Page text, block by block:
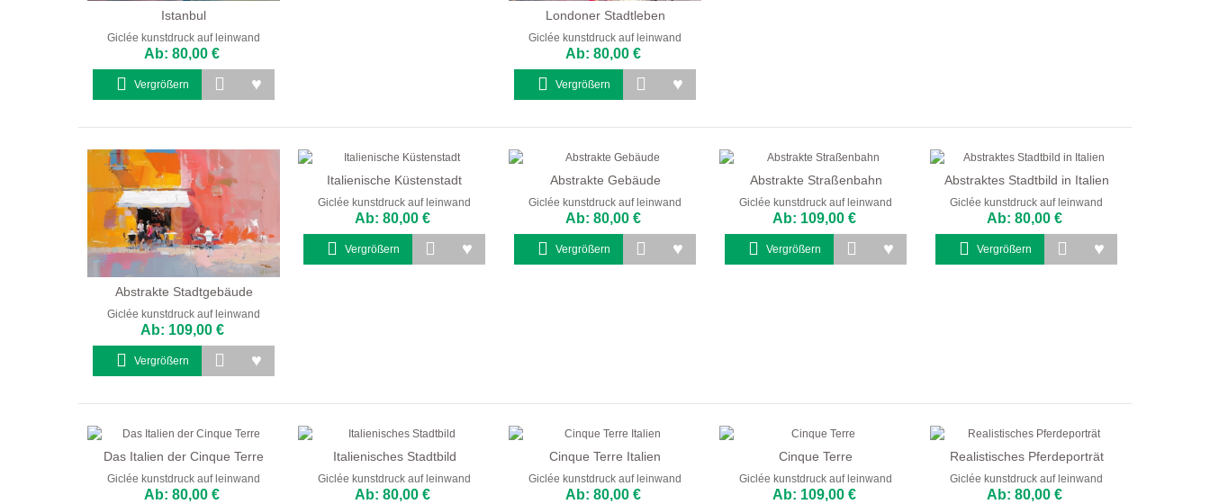
Istanbul
Giclée kunstdruck auf leinwand
Ab: 80,00 €
Vergrößern
Londoner Stadtleben
Giclée kunstdruck auf leinwand
Ab: 80,00 €
Vergrößern
Abstrakte Stadtgebäude
Giclée kunstdruck auf leinwand
Ab: 109,00 €
Vergrößern
Italienische Küstenstadt
Giclée kunstdruck auf leinwand
Ab: 80,00 €
Vergrößern
Abstrakte Gebäude
Giclée kunstdruck auf leinwand
Ab: 80,00 €
Vergrößern
Abstrakte Straßenbahn
Giclée kunstdruck auf leinwand
Ab: 109,00 €
Vergrößern
Abstraktes Stadtbild in Italien
Giclée kunstdruck auf leinwand
Ab: 80,00 €
Vergrößern
Das Italien der Cinque Terre
Giclée kunstdruck auf leinwand
Ab: 80,00 €
Italienisches Stadtbild
Giclée kunstdruck auf leinwand
Ab: 80,00 €
Cinque Terre Italien
Giclée kunstdruck auf leinwand
Ab: 80,00 €
Cinque Terre
Giclée kunstdruck auf leinwand
Ab: 109,00 €
Realistisches Pferdeporträt
Giclée kunstdruck auf leinwand
Ab: 80,00 €